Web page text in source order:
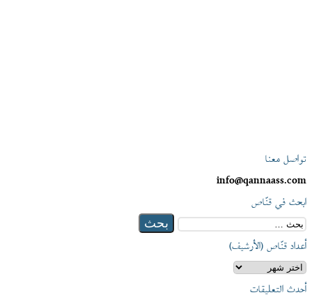
تواصل معنا
info@qannaass.com
ابحث في قنّاص
البحث
عن:
أعداد قنّاص (الأرشيف)
أعداد
قنّاص
أحدث التعليقات